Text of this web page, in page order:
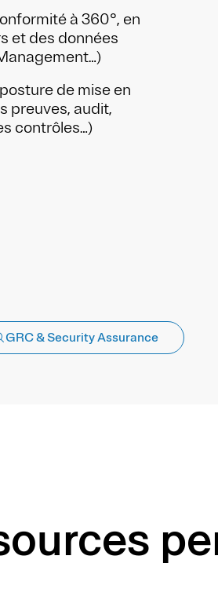
à 360°, en
et des données
de mise en
preuves, audit,
contrôles…)
GRC & Security Assurance